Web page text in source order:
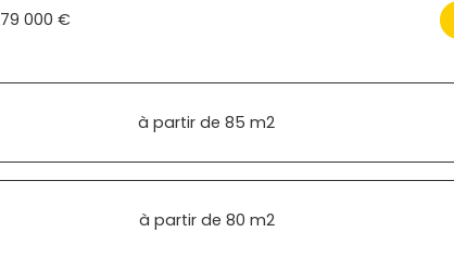
79 000 €
à partir de 85 m2
à partir de 80 m2